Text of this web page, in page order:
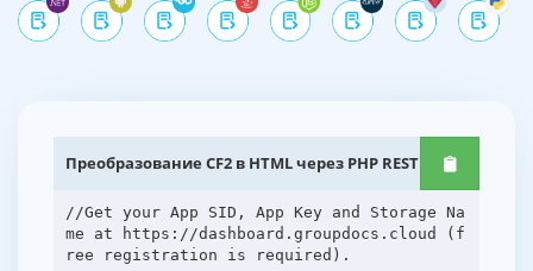
Преобразование CF2 в HTML через PHP REST API
//Get your App SID, App Key and Storage Na
me at https://dashboard.groupdocs.cloud (f
ree registration is required).